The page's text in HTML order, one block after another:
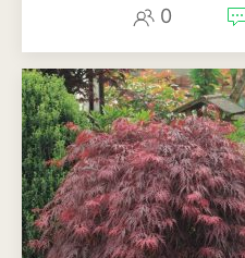
Пузыреплодник
Сосна
Спирея
Туя
Тысячелистник
0